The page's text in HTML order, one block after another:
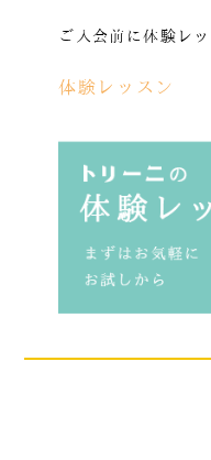
ご入会前に体験レ
体験レッスン